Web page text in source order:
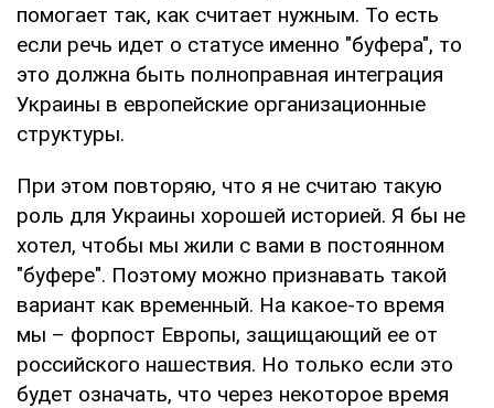
помогает так, как считает нужным. То есть
если речь идет о статусе именно "буфера", то
это должна быть полноправная интеграция
Украины в европейские организационные
структуры.
При этом повторяю, что я не считаю такую
роль для Украины хорошей историей. Я бы не
хотел, чтобы мы жили с вами в постоянном
"буфере". Поэтому можно признавать такой
вариант как временный. На какое-то время
мы – форпост Европы, защищающий ее от
российского нашествия. Но только если это
будет означать, что через некоторое время